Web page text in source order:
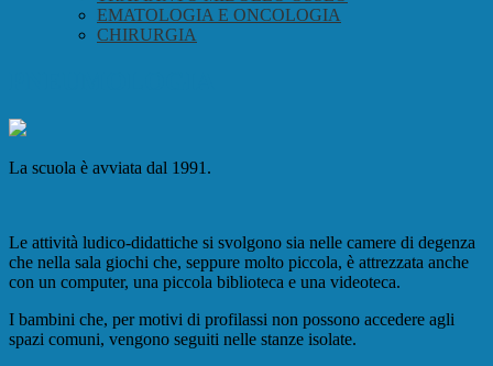
EMATOLOGIA E ONCOLOGIA
CHIRURGIA
La scuola è avviata dal 1991.
Le attività ludico-didattiche si svolgono sia nelle camere di degenza
che nella sala giochi che, seppure molto piccola, è attrezzata anche
con un computer, una piccola biblioteca e una videoteca.
I bambini che, per motivi di profilassi non possono accedere agli
spazi comuni, vengono seguiti nelle stanze isolate.